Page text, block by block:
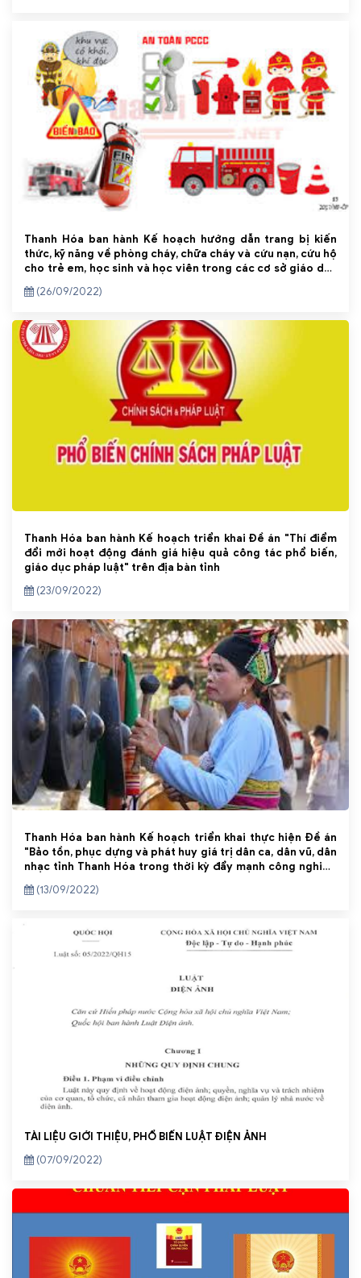
Thanh Hóa ban hành Kế hoạch hướng dẫn trang bị kiến
thức, kỹ năng về phòng cháy, chữa cháy và cứu nạn, cứu hộ
cho trẻ em, học sinh và học viên trong các cơ sở giáo dục
(26/09/2022)
Thanh Hóa ban hành Kế hoạch triển khai Đề án "Thí điểm
đổi mới hoạt động đánh giá hiệu quả công tác phổ biến,
giáo dục pháp luật" trên địa bàn tỉnh
(23/09/2022)
Thanh Hóa ban hành Kế hoạch triển khai thực hiện Đề án
"Bảo tồn, phục dựng và phát huy giá trị dân ca, dân vũ, dân
nhạc tỉnh Thanh Hóa trong thời kỳ đẩy mạnh công nghiệp
(13/09/2022)
TÀI LIỆU GIỚI THIỆU, PHỔ BIẾN LUẬT ĐIỆN ẢNH
(07/09/2022)